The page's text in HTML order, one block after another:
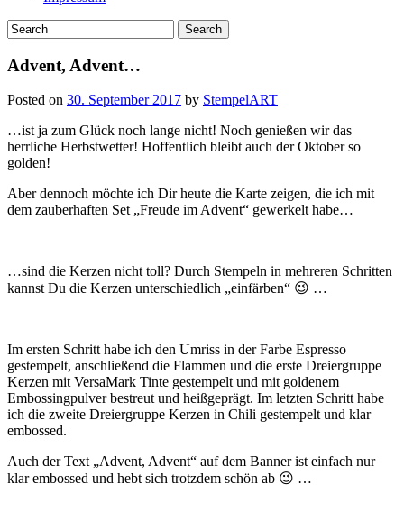
Advent, Advent…
Posted on 30. September 2017 by StempelART
…ist ja zum Glück noch lange nicht! Noch genießen wir das
herrliche Herbstwetter! Hoffentlich bleibt auch der Oktober so
golden!
Aber dennoch möchte ich Dir heute die Karte zeigen, die ich mit
dem zauberhaften Set „Freude im Advent“ gewerkelt habe…
…sind die Kerzen nicht toll? Durch Stempeln in mehreren Schritten
kannst Du die Kerzen unterschiedlich „einfärben“ 😉 …
Im ersten Schritt habe ich den Umriss in der Farbe Espresso
gestempelt, anschließend die Flammen und die erste Dreiergruppe
Kerzen mit VersaMark Tinte gestempelt und mit goldenem
Embossingpulver bestreut und heißgeprägt. Im letzten Schritt habe
ich die zweite Dreiergruppe Kerzen in Chili gestempelt und klar
embossed.
Auch der Text „Advent, Advent“ auf dem Banner ist einfach nur
klar embossed und hebt sich trotzdem schön ab 😉 …